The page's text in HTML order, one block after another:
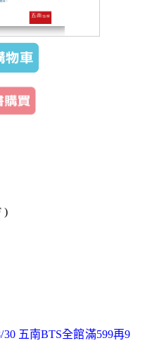
)
30 五南BTS全館滿599再9